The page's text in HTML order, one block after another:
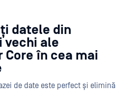
datele din
vechi ale
Core în cea mai
de date este perfect și elimină